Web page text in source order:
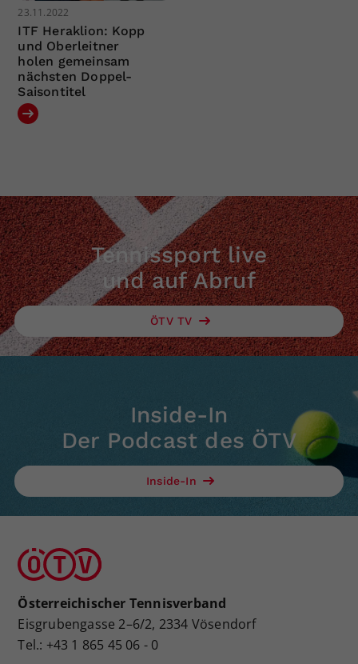
23.11.2022
ITF Heraklion: Kopp
und Oberleitner
holen gemeinsam
nächsten Doppel-
Saisontitel
Tennissport live
und auf Abruf
ÖTV TV
Inside-In
Der Podcast des ÖTV
Inside-In
Österreichischer Tennisverband
Eisgrubengasse 2–6/2, 2334 Vösendorf
Tel.: +43 1 865 45 06 - 0